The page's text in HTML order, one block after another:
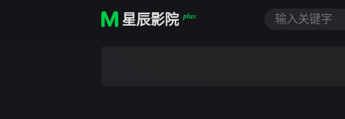
星辰影院 plus